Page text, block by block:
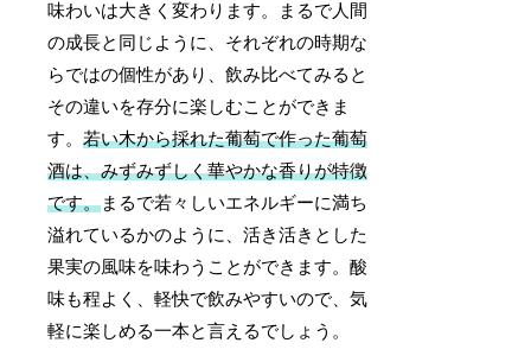
味わいは大きく変わります。まるで人間
の成長と同じように、それぞれの時期な
らではの個性があり、飲み比べてみると
その違いを存分に楽しむことができま
す。若い木から採れた葡萄で作った葡萄
酒は、みずみずしく華やかな香りが特徴
です。まるで若々しいエネルギーに満ち
溢れているかのように、活き活きとした
果実の風味を味わうことができます。酸
味も程よく、軽快で飲みやすいので、気
軽に楽しめる一本と言えるでしょう。